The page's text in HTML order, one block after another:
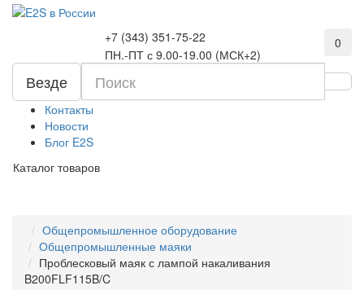
+7 (343) 351-75-22
ПН.-ПТ с 9.00-19.00 (МСК+2)
0
Везде
Контакты
Новости
Блог E2S
Каталог товаров
Общепромышленное оборудование
Общепромышленные маяки
Проблесковый маяк с лампой накаливания
B200FLF115B/C